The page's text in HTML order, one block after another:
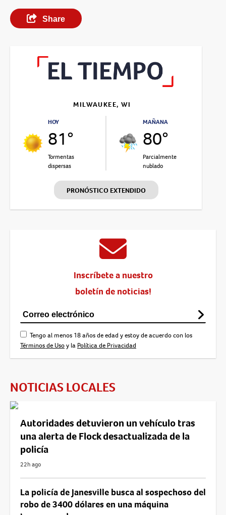
Share
MILWAUKEE, WI
HOY
81°
Tormentas
dispersas
MAÑANA
80°
Parcialmente
nublado
PRONÓSTICO EXTENDIDO
Inscríbete a nuestro
boletín de noticias!
Tengo al menos 18 años de edad y estoy de acuerdo con los
Términos de Usoy la Política de Privacidad
NOTICIAS LOCALES
Autoridades detuvieron un vehículo tras
una alerta de Flock desactualizada de la
policía
22h ago
La policía de Janesville busca al sospechoso del
robo de 3400 dólares en una máquina